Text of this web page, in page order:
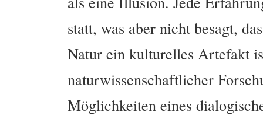
statt, was aber nicht besagt,
Natur ein kulturelles Artefakt
naturwissenschaftlicher
Möglichkeiten eines